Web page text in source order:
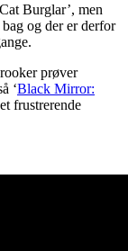
Burglar’, men
og der er derfor
prøver
‘Black Mirror:
frustrerende